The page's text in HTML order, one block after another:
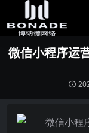
微信小程序运